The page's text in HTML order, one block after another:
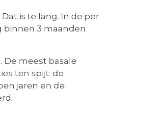
is te lang. In de per
binnen 3 maanden
De meest basale
ten spijt: de
jaren en de